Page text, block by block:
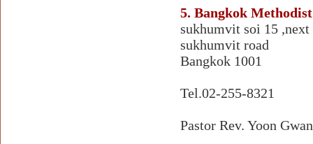
5. Bangkok
sukhumvit soi 15
sukhumvit road
Bangkok 1001
Tel.02-255-8321
Pastor Rev. Yoon